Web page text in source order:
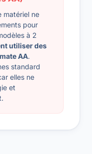
matériel ne
pour
à 2
utiliser des
AA.
standard
elles ne
et